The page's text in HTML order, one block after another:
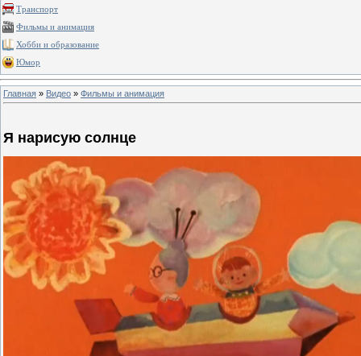
Транспорт
Фильмы и анимация
Хобби и образование
Юмор
Главная » Видео » Фильмы и анимация
Я нарисую солнце